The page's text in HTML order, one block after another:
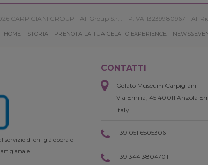
CARPIGIANI GROUP - Ali Group S.r.l. - P.IVA 13239980967 - All
HOME STORIA PRENOTA LA TUA GELATO EXPERIENCE
servizio di chi già opera o
CONTATTI
Gelato Museum Carpigiani
Via Emilia, 45 40011 Anzola
Italy
+39 051 6505306
+39 344 3804701